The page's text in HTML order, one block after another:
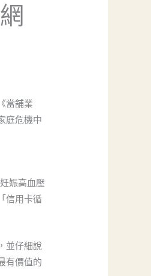
當舖業
庭危機中
娠高血壓
信用卡循
並仔細說
有價值的